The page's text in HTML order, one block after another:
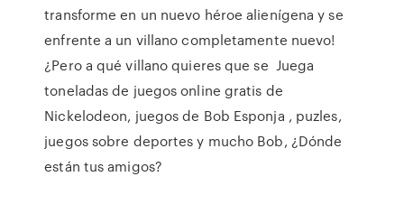
transforme en un nuevo héroe alienígena y se
enfrente a un villano completamente nuevo!
¿Pero a qué villano quieres que se Juega
toneladas de juegos online gratis de
Nickelodeon, juegos de Bob Esponja , puzles,
juegos sobre deportes y mucho Bob, ¿Dónde
están tus amigos?